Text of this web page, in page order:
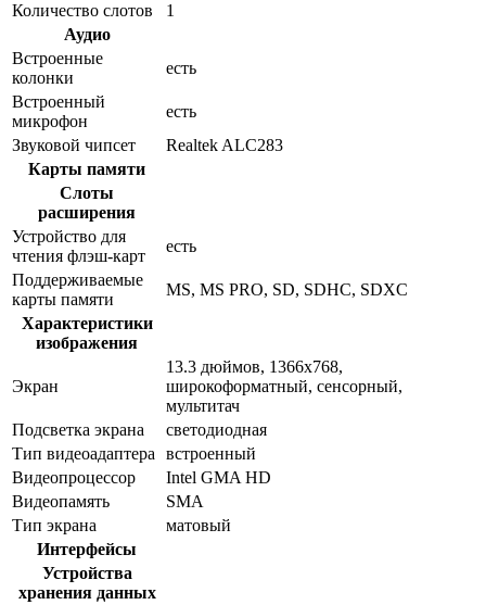
Количество слотов
1
Аудио
Встроенные
колонки
есть
Встроенный
микрофон
есть
Звуковой чипсет
Realtek ALC283
Карты памяти
Слоты
расширения
Устройство для
чтения флэш-карт
есть
Поддерживаемые
карты памяти
MS, MS PRO, SD, SDHC, SDXC
Характеристики
изображения
Экран
13.3 дюймов, 1366x768,
широкоформатный, сенсорный,
мультитач
Подсветка экрана
светодиодная
Тип видеоадаптера
встроенный
Видеопроцессор
Intel GMA HD
Видеопамять
SMA
Тип экрана
матовый
Интерфейсы
Устройства
хранения данных